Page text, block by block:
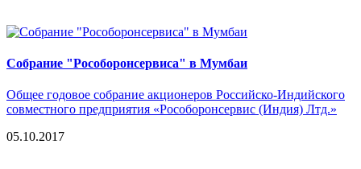
Собрание "Рособоронсервиса" в Мумбаи
Общее годовое собрание акционеров Российско-Индийского
совместного предприятия «Рособоронсервис (Индия) Лтд.»
05.10.2017